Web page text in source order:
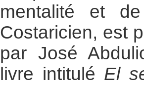
mentalité et
Costaricien, est
par José
livre intitulé El